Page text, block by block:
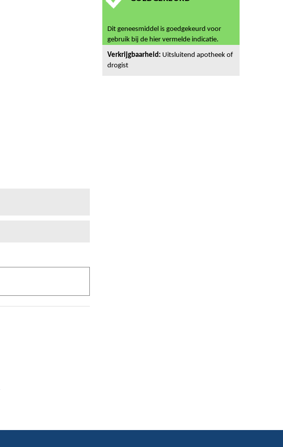
Dit geneesmiddel is goedgekeurd voor
gebruik bij de hier vermelde indicatie.
Verkrijgbaarheid: Uitsluitend apotheek of
drogist